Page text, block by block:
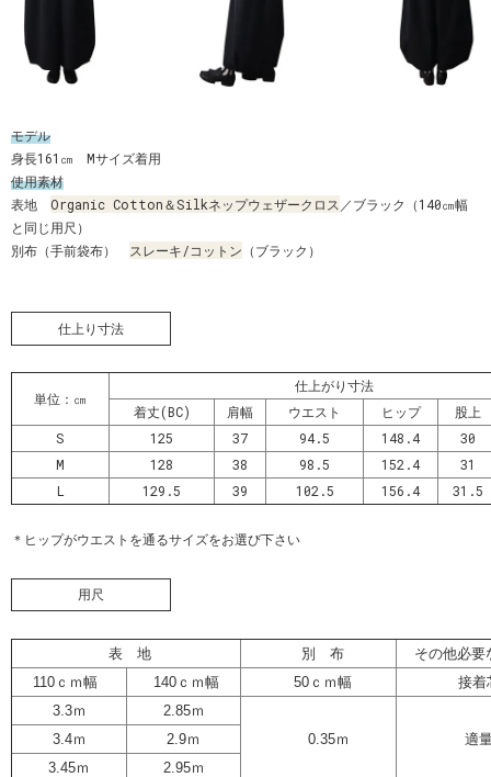
モデル
身長161㎝ Mサイズ着用
使用素材
表地 Organic Cotton＆Silkネップウェザークロス ／ブラック（140㎝幅
と同じ用尺）
別布（手前袋布）
スレーキ/コットン （ブラック）
仕上り寸法
単位：㎝
仕上がり寸法
着丈(BC)
肩幅 ウエスト ヒップ
股上
S
125 37 94.5 148.4
30
M
128 38 98.5 152.4
31
L
129.5 39 102.5 156.4 31.5
＊ヒップがウエストを通るサイズをお選び下さい
用尺
表 地 別 布
その他必要
110ｃｍ幅
140ｃｍ幅 50ｃｍ幅
接着
3.3ｍ
2.85ｍ
0.35ｍ
適
3.4ｍ
2.9ｍ
3.45ｍ
2.95ｍ